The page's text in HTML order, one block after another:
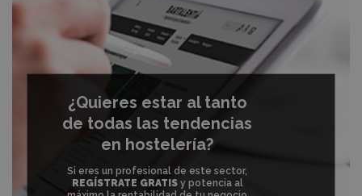
¿Quieres estar al tanto
de todas las tendencias
en hostelería?
Si eres un profesional de este sector,
REGÍSTRATE GRATISy potencia al